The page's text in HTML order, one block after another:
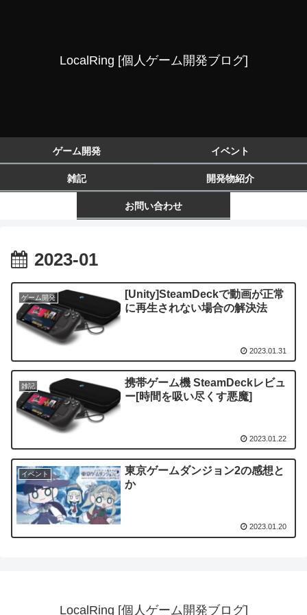
LocalRing [個人ゲーム開発ブログ]
ゲーム開発 イベント
雑記 開発物紹介
お問い合わせ
2023-01
ゲーム開発
[Unity]SteamDeckで動画が正常
に再生されない場合の解決法
2023.01.31
雑記
携帯ゲーム機 SteamDeckレビュ
ー[時間を吸い尽くす悪魔]
2023.01.22
イベント
東京ゲームダンジョン2の感想と
か
2023.01.20
LocalRing [個人ゲーム開発ブログ]